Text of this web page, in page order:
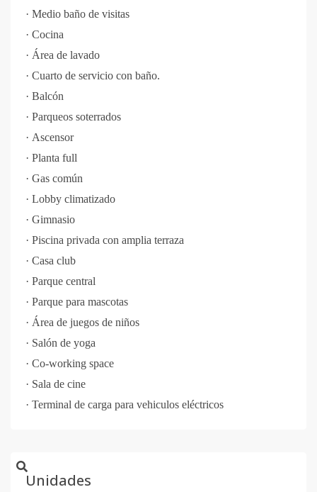
· Medio baño de visitas
· Cocina
· Área de lavado
· Cuarto de servicio con baño.
· Balcón
· Parqueos soterrados
· Ascensor
· Planta full
· Gas común
· Lobby climatizado
· Gimnasio
· Piscina privada con amplia terraza
· Casa club
· Parque central
· Parque para mascotas
· Área de juegos de niños
· Salón de yoga
· Co-working space
· Sala de cine
· Terminal de carga para vehiculos eléctricos
Unidades